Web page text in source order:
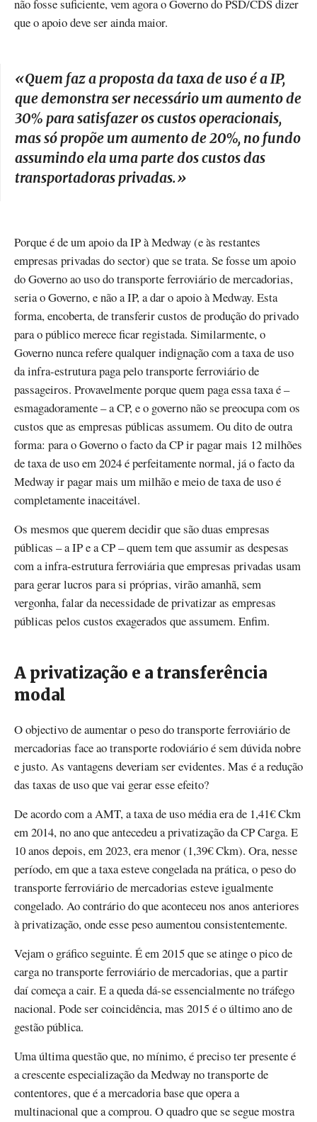
não fosse suficiente, vem agora o Governo do PSD/CDS dizer
que o apoio deve ser ainda maior.
«Quem faz a proposta da taxa de uso é a IP,
que demonstra ser necessário um aumento de
30% para satisfazer os custos operacionais,
mas só propõe um aumento de 20%, no fundo
assumindo ela uma parte dos custos das
transportadoras privadas.»
Porque é de um apoio da IP à Medway (e às restantes
empresas privadas do sector) que se trata. Se fosse um apoio
do Governo ao uso do transporte ferroviário de mercadorias,
seria o Governo, e não a IP, a dar o apoio à Medway. Esta
forma, encoberta, de transferir custos de produção do privado
para o público merece ficar registada. Similarmente, o
Governo nunca refere qualquer indignação com a taxa de uso
da infra-estrutura paga pelo transporte ferroviário de
passageiros. Provavelmente porque quem paga essa taxa é –
esmagadoramente – a CP, e o governo não se preocupa com os
custos que as empresas públicas assumem. Ou dito de outra
forma: para o Governo o facto da CP ir pagar mais 12 milhões
de taxa de uso em 2024 é perfeitamente normal, já o facto da
Medway ir pagar mais um milhão e meio de taxa de uso é
completamente inaceitável.
Os mesmos que querem decidir que são duas empresas
públicas – a IP e a CP – quem tem que assumir as despesas
com a infra-estrutura ferroviária que empresas privadas usam
para gerar lucros para si próprias, virão amanhã, sem
vergonha, falar da necessidade de privatizar as empresas
públicas pelos custos exagerados que assumem. Enfim.
A privatização e a transferência
modal
O objectivo de aumentar o peso do transporte ferroviário de
mercadorias face ao transporte rodoviário é sem dúvida nobre
e justo. As vantagens deveriam ser evidentes. Mas é a redução
das taxas de uso que vai gerar esse efeito?
De acordo com a AMT, a taxa de uso média era de 1,41€ Ckm
em 2014, no ano que antecedeu a privatização da CP Carga. E
10 anos depois, em 2023, era menor (1,39€ Ckm). Ora, nesse
período, em que a taxa esteve congelada na prática, o peso do
transporte ferroviário de mercadorias esteve igualmente
congelado. Ao contrário do que aconteceu nos anos anteriores
à privatização, onde esse peso aumentou consistentemente.
Vejam o gráfico seguinte. É em 2015 que se atinge o pico de
carga no transporte ferroviário de mercadorias, que a partir
daí começa a cair. E a queda dá-se essencialmente no tráfego
nacional. Pode ser coincidência, mas 2015 é o último ano de
gestão pública.
Uma última questão que, no mínimo, é preciso ter presente é
a crescente especialização da Medway no transporte de
contentores, que é a mercadoria base que opera a
multinacional que a comprou. O quadro que se segue mostra